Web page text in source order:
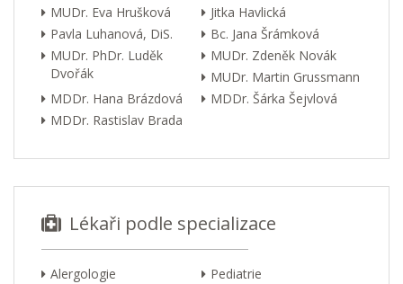
MUDr. Eva Hrušková
Jitka Havlická
Pavla Luhanová, DiS.
Bc. Jana Šrámková
MUDr. PhDr. Luděk
Dvořák
MUDr. Zdeněk Novák
MUDr. Martin Grussmann
MDDr. Hana Brázdová
MDDr. Šárka Šejvlová
MDDr. Rastislav Brada
Lékaři podle specializace
Alergologie
Pediatrie